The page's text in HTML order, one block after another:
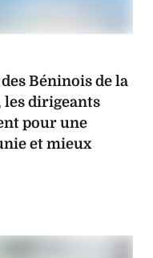
Béninois de la
les dirigeants
pour une
et mieux